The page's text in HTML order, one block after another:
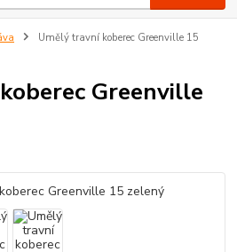
Umělý travní koberec Greenville 15
Greenville